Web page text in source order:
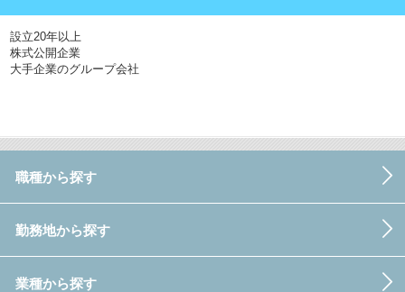
設立20年以上
株式公開企業
大手企業のグループ会社
職種から探す
勤務地から探す
業種から探す